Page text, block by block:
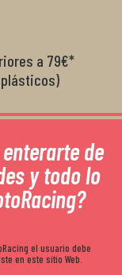
a 79€*
de
y todo lo
el usuario debe
en este sitio Web.